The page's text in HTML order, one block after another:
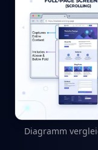
Diagramm